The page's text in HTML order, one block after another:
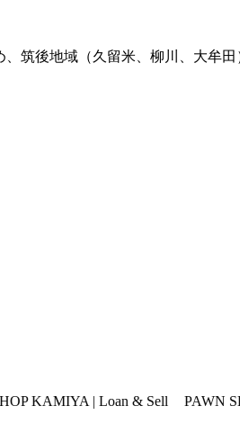
筑後地域（久留米、柳川、大牟
Loan & Sell PAWN SHOP KAMIYA